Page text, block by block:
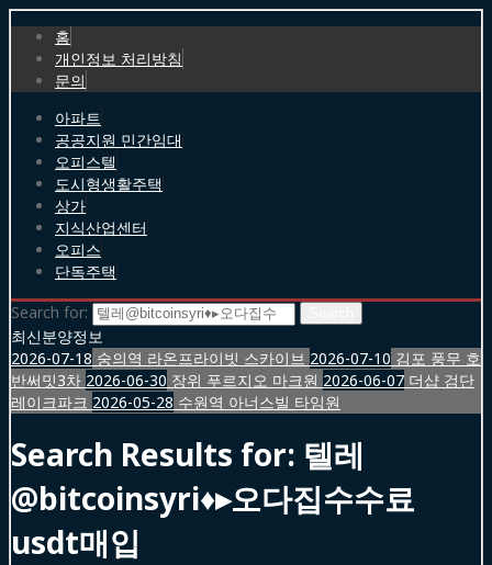
홈
개인정보 처리방침
문의
아파트
공공지원 민간임대
오피스텔
도시형생활주택
상가
지식산업센터
오피스
단독주택
Search for:
최신분양정보
2026-07-18 숭의역 라온프라이빗 스카이브 2026-07-10 김포 풍무 호
반써밋3차 2026-06-30 장위 푸르지오 마크원 2026-06-07 더샵 검단
레이크파크 2026-05-28 수원역 아너스빌 타임원
Search Results for: 텔레
@bitcoinsyri♦▸오다집수수료
usdt매입